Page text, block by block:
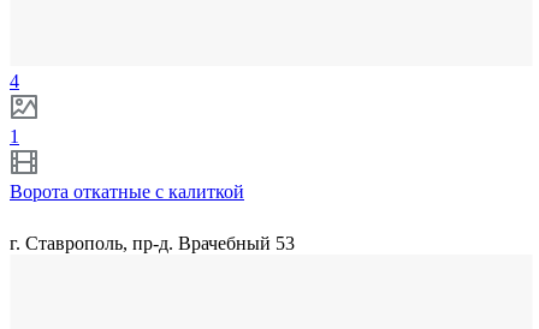
4
1
Ворота откатные с калиткой
г. Ставрополь, пр-д. Врачебный 53